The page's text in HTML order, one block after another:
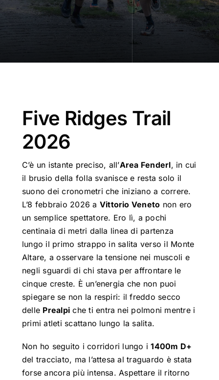
Five Ridges Trail
2026
C’è un istante preciso, all’Area Fenderl, in cui
il brusio della folla svanisce e resta solo il
suono dei cronometri che iniziano a correre.
L’8 febbraio 2026 a Vittorio Veneto non ero
un semplice spettatore. Ero lì, a pochi
centinaia di metri dalla linea di partenza
lungo il primo strappo in salita verso il Monte
Altare, a osservare la tensione nei muscoli e
negli sguardi di chi stava per affrontare le
cinque creste. È un’energia che non puoi
spiegare se non la respiri: il freddo secco
delle Prealpi che ti entra nei polmoni mentre i
primi atleti scattano lungo la salita.
Non ho seguito i corridori lungo i1400m D+
del tracciato, ma l’attesa al traguardo è stata
forse ancora più intensa. Aspettare il ritorno